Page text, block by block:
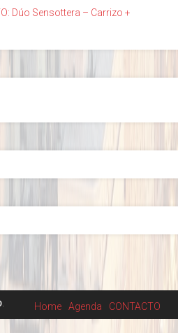
Dúo Sensottera – Carrizo +
Home Agenda CONTACTO